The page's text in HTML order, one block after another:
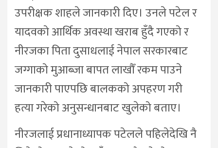
उपरीक्षक शाहले जानकारी दिए। उनले पटेल र
यादवको आर्थिक अवस्था खराब हुँदै गएको र
नीरजका पिता दुसाधलाई नेपाल सरकारबाट
जग्गाको मुआब्जा बापत लाखौँ रकम पाउने
जानकारी पाएपछि बालकको अपहरण गरी
हत्या गरेको अनुसन्धानबाट खुलेको बताए।
नीरजलाई प्रधानाध्यापक पटेलले पहिलेदेखि नै